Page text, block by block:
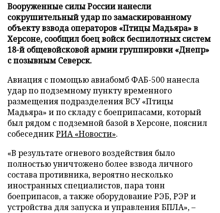
Вооруженные силы России нанесли
сокрушительный удар по замаскированному
объекту взвода операторов «Птицы Мадьяра» в
Херсоне, сообщил боец войск беспилотных систем
18-й общевойсковой армии группировки «Днепр»
с позывным Северск.
Авиация с помощью авиабомб ФАБ-500 нанесла
удар по подземному пункту временного
размещения подразделения ВСУ «Птицы
Мадьяра» и по складу с боеприпасами, который
был рядом с подземной базой в Херсоне, пояснил
собеседникРИА «Новости».
«В результате огневого воздействия было
полностью уничтожено более взвода личного
состава противника, вероятно несколько
иностранных специалистов, пара тонн
боеприпасов, а также оборудование РЭБ, РЭР и
устройства для запуска и управления БПЛА», –